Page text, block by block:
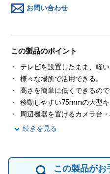
お問い合わせ
この製品のポイント
テレビを設置したまま、軽
様々な場所で活用できる。
高さを簡単に低くできるの
移動しやすい75mmの大型キ
周辺機器を置けるカメラ台・
続きを見る
この製品がお